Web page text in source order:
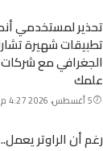
تحذير لمستخدمي
تطبيقات شهيرة
الجغرافي مع شركات
علمك
5 أغسطس، 2026 4:27 م
رغم أن الراوتر